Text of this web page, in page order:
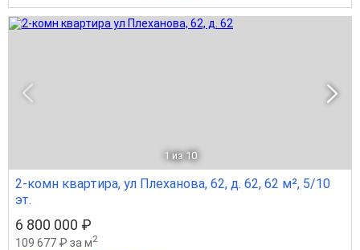
1 из 10
2-комн квартира, ул Плеханова, 62, д. 62, 62 м², 5/10
эт.
6 800 000 ₽
109 677 ₽ за м2